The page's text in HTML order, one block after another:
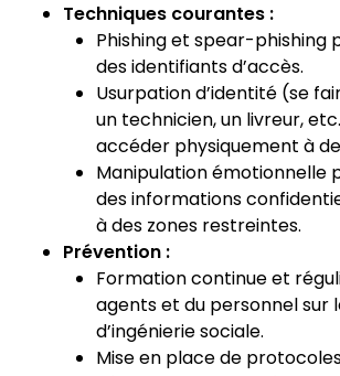
Techniques courantes :
Phishing et spear-phishing
des identifiants d’accès.
Usurpation d’identité (se
un technicien, un livreur,
accéder physiquement à
Manipulation émotionnelle
des informations
à des zones restreintes.
Prévention :
Formation continue et
agents et du personnel sur
d’ingénierie sociale.
Mise en place de